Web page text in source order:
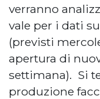
verranno
vale per i dati
(previsti
apertura di
settimana). Si
produzione